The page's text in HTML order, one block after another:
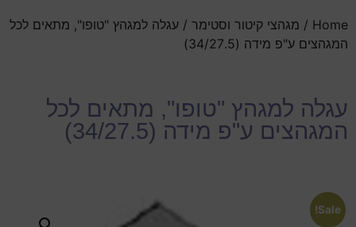
Home
/ מגהצי קיטור וסטימר / עגלה למגהץ "טופו", מתאים לכל
המגהצים ע"פ מידה (34/27.5)
עגלה למגהץ "טופו", מתאים לכל
המגהצים ע"פ מידה (34/27.5)
Sale!